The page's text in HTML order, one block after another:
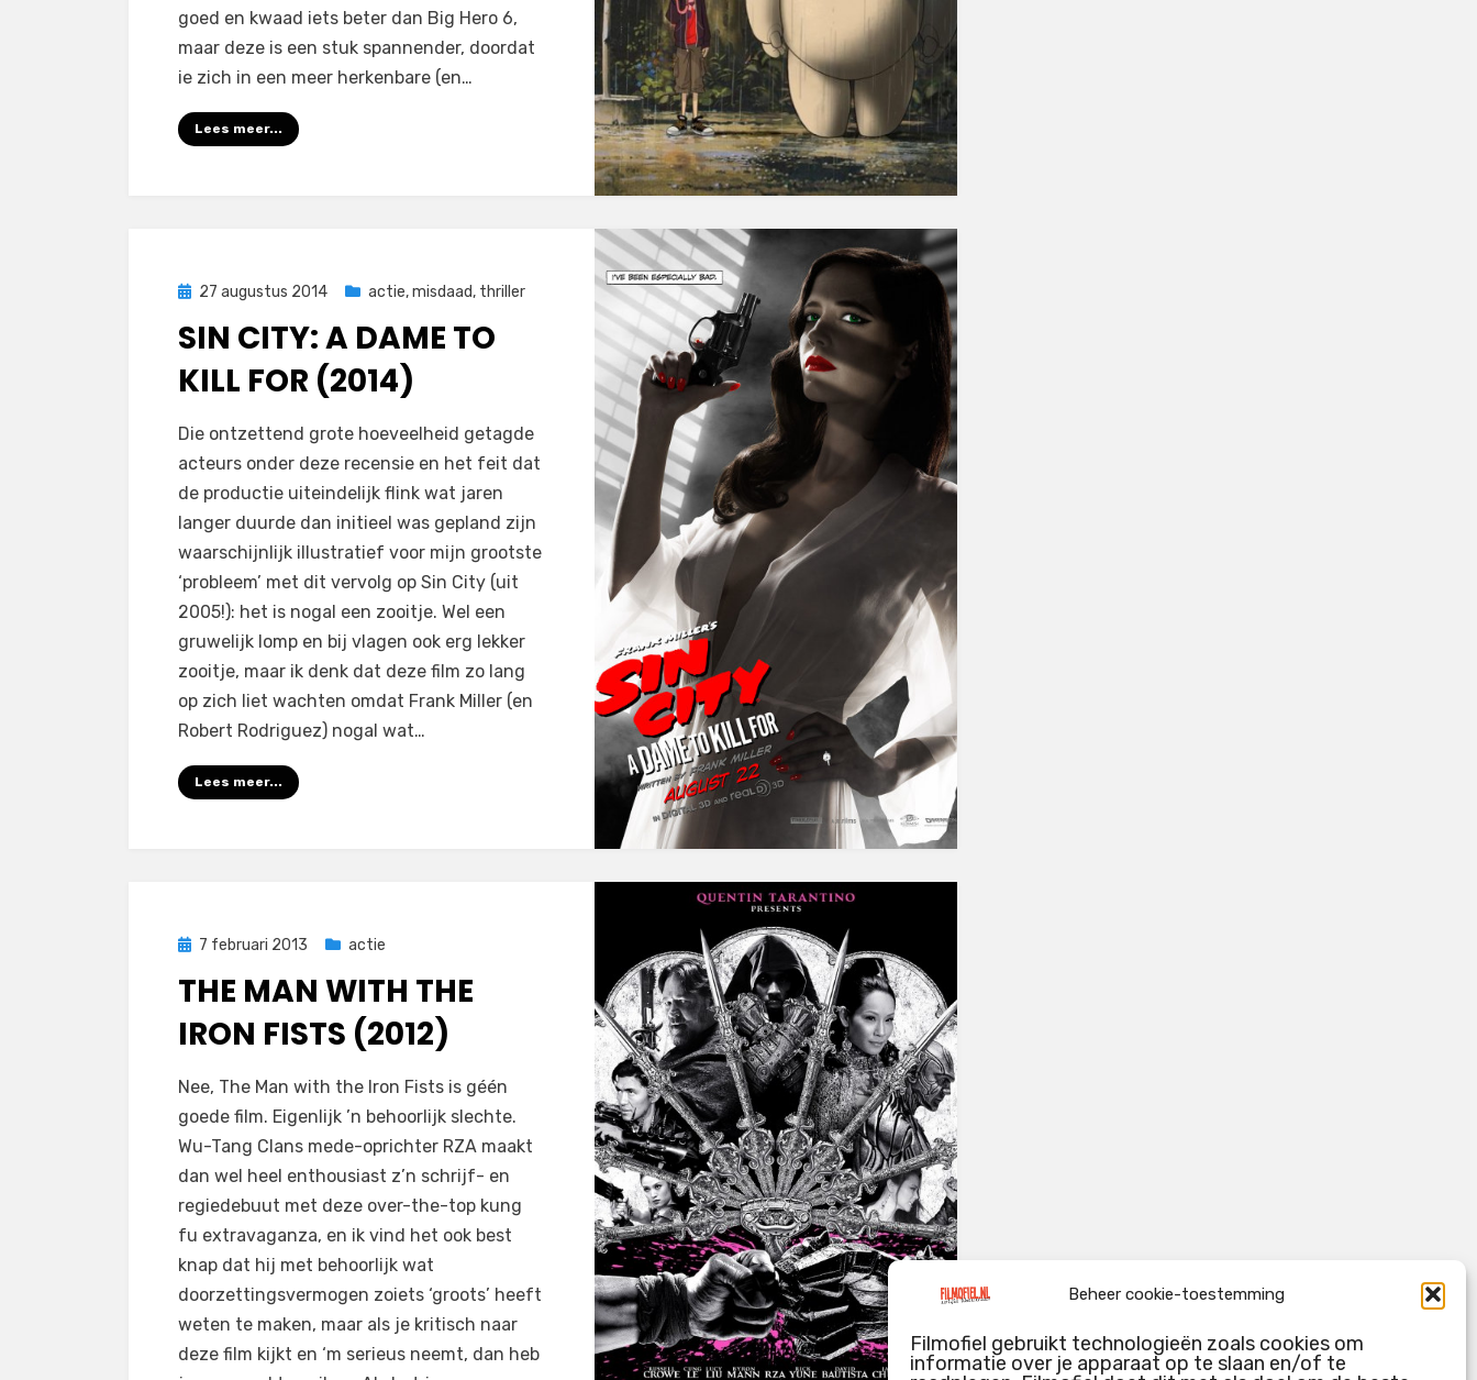
Beheer cookie-toestemming
Filmofiel gebruikt technologieën zoals cookies om
informatie over je apparaat op te slaan en/of te
goed en kwaad iets beter dan Big Hero 6,
maar deze is een stuk spannender, doordat
ie zich in een meer herkenbare (en…
Lees meer...
Geplaatst
27 augustus 2014 actie,misdaad, thriller
SIN CITY: A DAME TO
KILL FOR (2014)
doorFilmofiel.nl
1 reactieop
Sin
to
Kill
For
(2014)
Die ontzettend grote hoeveelheid getagde
acteurs onder deze recensie en het feit dat
de productie uiteindelijk flink wat jaren
langer duurde dan initieel was gepland zijn
waarschijnlijk illustratief voor mijn grootste
‘probleem’ met dit vervolg op Sin City (uit
2005!): het is nogal een zooitje. Wel een
gruwelijk lomp en bij vlagen ook erg lekker
zooitje, maar ik denk dat deze film zo lang
op zich liet wachten omdat Frank Miller (en
Robert Rodriguez) nogal wat…
Lees meer...
Geplaatst
7 februari 2013 actie
THE MAN WITH THE
IRON FISTS (2012)
doorFilmofiel.nl
Laat een reactie achterop
The
with
Iron
Fists
(2012)
Nee, The Man with the Iron Fists is géén
goede film. Eigenlijk ’n behoorlijk slechte.
Wu-Tang Clans mede-oprichter RZA maakt
dan wel heel enthousiast z’n schrijf- en
regiedebuut met deze over-the-top kung
fu extravaganza, en ik vind het ook best
knap dat hij met behoorlijk wat
doorzettingsvermogen zoiets ‘groots’ heeft
weten te maken, maar als je kritisch naar
deze film kijkt en ‘m serieus neemt, dan heb